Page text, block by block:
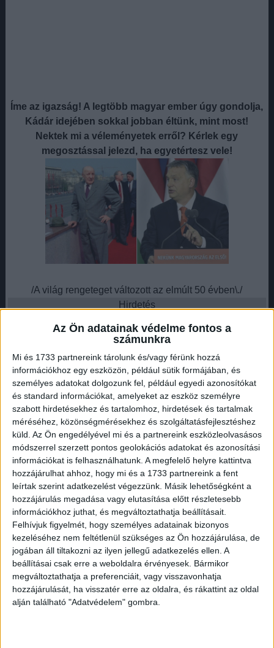
Az Ön adatainak védelme fontos a
számunkra
Mi és 1733 partnereink tárolunk és/vagy férünk hozzá
információkhoz egy eszközön, például sütik formájában, és
személyes adatokat dolgozunk fel, például egyedi azonosítókat
és standard információkat, amelyeket az eszköz személyre
szabott hirdetésekhez és tartalomhoz, hirdetések és tartalmak
méréséhez, közönségmérésekhez és szolgáltatásfejlesztéshez
küld. Az Ön engedélyével mi és a partnereink eszközleolvasásos
módszerrel szerzett pontos geolokációs adatokat és azonosítási
információkat is felhasználhatunk. A megfelelő helyre kattintva
hozzájárulhat ahhoz, hogy mi és a 1733 partnereink a fent
leírtak szerint adatkezelést végezzünk. Másik lehetőségként a
hozzájárulás megadása vagy elutasítása előtt részletesebb
információkhoz juthat, és megváltoztathatja beállításait.
Felhívjuk figyelmét, hogy személyes adatainak bizonyos
kezeléséhez nem feltétlenül szükséges az Ön hozzájárulása, de
jogában áll tiltakozni az ilyen jellegű adatkezelés ellen. A
beállításai csak erre a weboldalra érvényesek. Bármikor
megváltoztathatja a preferenciáit, vagy visszavonhatja
hozzájárulását, ha visszatér erre az oldalra, és rákattint az oldal
alján található "Adatvédelem" gombra.
Íme az igazság! A legtöbb magyar ember úgy gondolja,
Kádár idejében sokkal jobban éltünk, mint most!
Nektek mi a véleményetek erről? Kérlek egy
megosztással jelezd, ha egyetértesz vele!
/A világ rengeteget változott az elmúlt 50 évben\./
Hirdetés
1967-ben zajlott az élet a nagyvilágban: még tartott a
hidegháború, az Egyesült Államokban szinte
mindennaposak voltak a zavargások, dúlt a vietnámi
háború, de Izraelnek is meg kellett küzdenie arab
szomszédjaival a hatnapos háború során. Másként telt az
emberek hétköznapi élete is.
Hirdetés
A Pew Research Center elvégzett egy kutatást
nemrégiben, melyben arra voltak kíváncsiak, hogy az
egyes országokban mit gondolnak manapság az emberek,
jobb-e most az életük, mint 50 évvel ezelőtt - írja a
napicsart.blog.hu. A kutatásban 38 országból, 43 ezer